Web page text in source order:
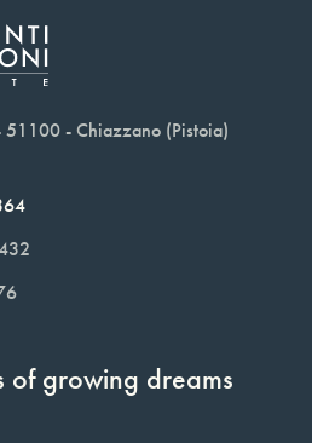
- Chiazzano (Pistoia)
of growing dreams